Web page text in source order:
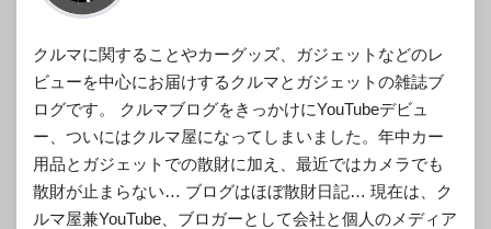
クルマに関することやカーグッズ、ガジェットなどのレ
ビューを中心にお届けするクルマとガジェットの雑誌ブ
ログです。 クルマブログをきっかけにYouTubeデビュ
ー、ついにはクルマ屋になってしまいました。年中カー
用品とガジェットでの散財に加え、最近ではカメラでも
散財が止まらない… ブログはほぼ散財日記… 現在は、ク
ルマ屋兼YouTube、ブロガーとして会社と個人のメディア